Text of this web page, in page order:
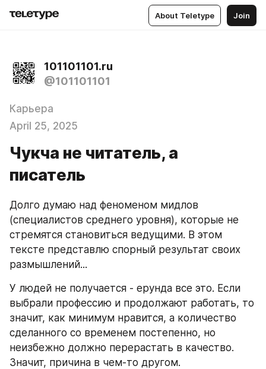
About Teletype Join
101101101.ru
@101101101
Карьера
April 25, 2025
Чукча не читатель, а
писатель
Долго думаю над феноменом мидлов
(специалистов среднего уровня), которые не
стремятся становиться ведущими. В этом
тексте представлю спорный результат своих
размышлений...
У людей не получается - ерунда все это. Если
выбрали профессию и продолжают работать, то
значит, как минимум нравится, а количество
сделанного со временем постепенно, но
неизбежно должно перерастать в качество.
Значит, причина в чем-то другом.